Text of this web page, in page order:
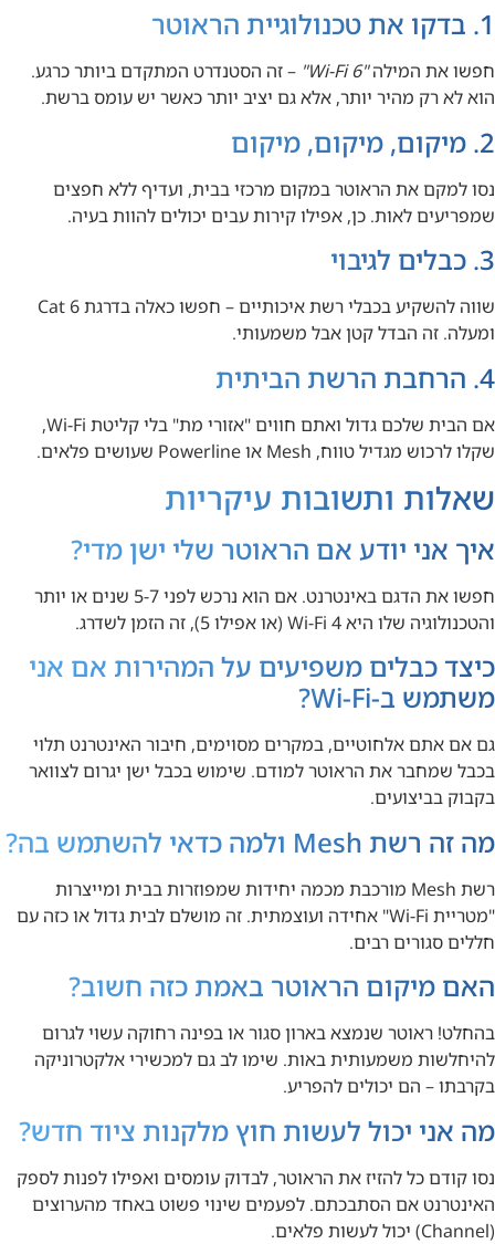
1. בדקו את טכנולוגיית הראוטר
חפשו את המילה"Wi-Fi 6"
– זה הסטנדרט המתקדם ביותר כרגע.
הוא לא רק מהיר יותר, אלא גם יציב יותר כאשר יש עומס ברשת.
2. מיקום, מיקום, מיקום
נסו למקם את הראוטר במקום מרכזי בבית, ועדיף ללא חפצים
שמפריעים לאות. כן, אפילו קירות עבים יכולים להוות בעיה.
3. כבלים לגיבוי
שווה להשקיע בכבלי רשת איכותיים – חפשו כאלה בדרגת Cat 6
ומעלה. זה הבדל קטן אבל משמעותי.
4. הרחבת הרשת הביתית
אם הבית שלכם גדול ואתם חווים "אזורי מת" בלי קליטת Wi-Fi,
שקלו לרכוש מגדיל טווח, Mesh או Powerline שעושים פלאים.
שאלות ותשובות עיקריות
איך אני יודע אם הראוטר שלי ישן מדי?
חפשו את הדגם באינטרנט. אם הוא נרכש לפני 5-7 שנים או יותר
והטכנולוגיה שלו היא Wi-Fi 4 (או אפילו 5), זה הזמן לשדרג.
כיצד כבלים משפיעים על המהירות אם אני
משתמש ב-Wi-Fi?
גם אם אתם אלחוטיים, במקרים מסוימים, חיבור האינטרנט תלוי
בכבל שמחבר את הראוטר למודם. שימוש בכבל ישן יגרום לצוואר
בקבוק בביצועים.
מה זה רשת Mesh ולמה כדאי להשתמש בה?
רשת Mesh מורכבת מכמה יחידות שמפוזרות בבית ומייצרות
"מטריית Wi-Fi" אחידה ועוצמתית. זה מושלם לבית גדול או כזה עם
חללים סגורים רבים.
האם מיקום הראוטר באמת כזה חשוב?
בהחלט! ראוטר שנמצא בארון סגור או בפינה רחוקה עשוי לגרום
להיחלשות משמעותית באות. שימו לב גם למכשירי אלקטרוניקה
בקרבתו – הם יכולים להפריע.
מה אני יכול לעשות חוץ מלקנות ציוד חדש?
נסו קודם כל להזיז את הראוטר, לבדוק עומסים ואפילו לפנות לספק
האינטרנט אם הסתבכתם. לפעמים שינוי פשוט באחד מהערוצים
(Channel) יכול לעשות פלאים.